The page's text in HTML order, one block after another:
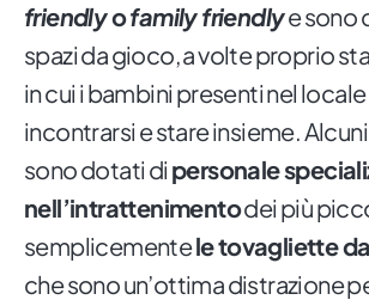
friendlyofamily friendlye sono
spazi da gioco, a volte proprio
in cui i bambini presenti nel
incontrarsi e stare insieme.
sono dotati di personale
nell’intrattenimentodei più
semplicementele tovagliette
che sono un’ottima distrazione